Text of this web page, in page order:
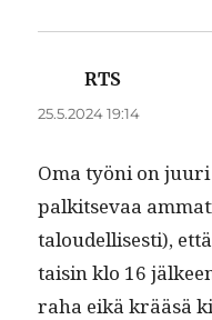
RTS
25.5.2024 19:14
Oma työni on
palk­it­se­vaa
taloudel­lis­es­ti),
taisin klo 16
raha eikä krääsä